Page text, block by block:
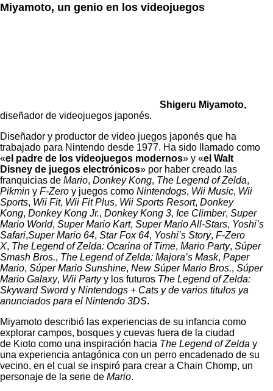
Miyamoto, un genio en los videojuegos
Shigeru Miyamoto,
diseñador de videojuegos japonés.
Diseñador y productor de video juegos japonés que ha
trabajado para Nintendo desde 1977. Ha sido llamado como
«el padre de los videojuegos modernos» y «el Walt
Disney de juegos electrónicos» por haber creado las
franquicias de Mario, Donkey Kong, The Legend of Zelda,
Pikmin y F-Zero y juegos como Nintendogs, Wii Music, Wii
Sports, Wii Fit, Wii Fit Plus, Wii Sports Resort, Donkey
Kong, Donkey Kong Jr., Donkey Kong 3, Ice Climber, Super
Mario World, Super Mario Kart, Super Mario All-Stars, Yoshi’s
Safari,Super Mario 64, Star Fox 64, Yoshi’s Story, F-Zero
X, The Legend of Zelda: Ocarina of Time, Mario Party, Súper
Smash Bros., The Legend of Zelda: Majora’s Mask, Paper
Mario, Súper Mario Sunshine, New Súper Mario Bros., Súper
Mario Galaxy, Wii Partyy los futuros The Legend of Zelda:
Skyward Swordy Nintendogs + Cats y de varios titulos ya
anunciados para el Nintendo 3DS.
Miyamoto describió las experiencias de su infancia como
explorar campos, bosques y cuevas fuera de la ciudad
de Kioto como una inspiración hacia The Legend of Zelda y
una experiencia antagónica con un perro encadenado de su
vecino, en el cual se inspiró para crear a Chain Chomp, un
personaje de la serie de Mario.